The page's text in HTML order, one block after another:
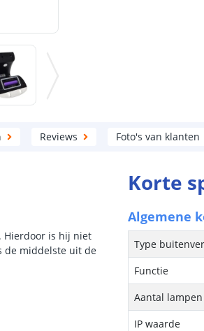
Reviews Foto's van klanten
Hierdoor is hij niet
de middelste uit de
Korte
Algemene
Type
Functie
Aantal
IP waarde